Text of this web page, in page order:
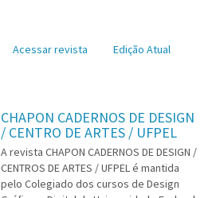
Acessar revista Edição Atual
CHAPON CADERNOS DE DESIGN
/ CENTRO DE ARTES / UFPEL
A revista CHAPON CADERNOS DE DESIGN /
CENTROS DE ARTES / UFPEL é mantida
pelo Colegiado dos cursos de Design